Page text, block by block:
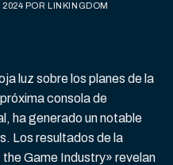
2024 POR LINKINGDOM
luz sobre los planes de la
consola de
ha generado un notable
Los resultados de la
Game Industry» revelan